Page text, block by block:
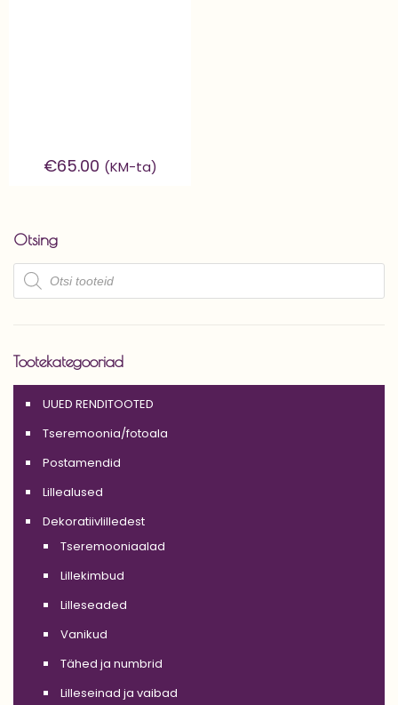
€65.00 (KM-ta)
Otsing
Products
search
Tootekategooriad
UUED RENDITOOTED
Tseremoonia/fotoala
Postamendid
Lillealused
Dekoratiivlilledest
Tseremooniaalad
Lillekimbud
Lilleseaded
Vanikud
Tähed ja numbrid
Lilleseinad ja vaibad